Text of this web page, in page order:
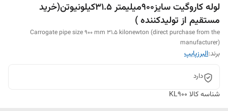
لوله کاروگیت سایز900میلیمتر 31.5کیلونیوتن(خرید
مستقیم از تولیدکننده )
Carrogate pipe size 900 mm 31.5 kilonewton (direct purchase from the
manufacturer)
برند:البرزپایپ
دارد
شناسه کالا KL900